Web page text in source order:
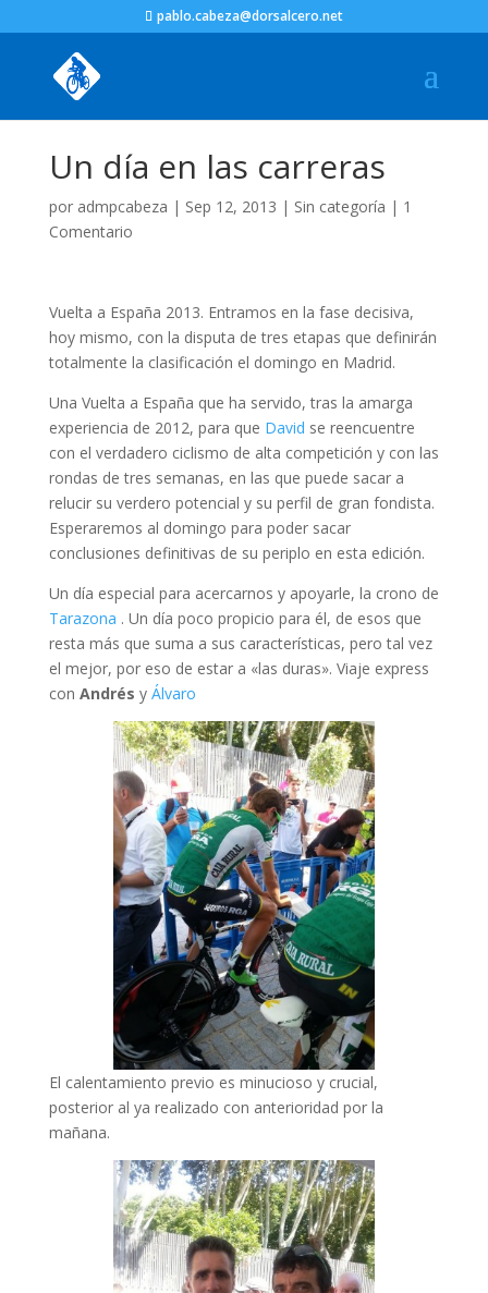
pablo.cabeza@dorsalcero.net
Un día en las carreras
por admpcabeza | Sep 12, 2013 | Sin categoría | 1
Comentario
Vuelta a España 2013. Entramos en la fase decisiva,
hoy mismo, con la disputa de tres etapas que definirán
totalmente la clasificación el domingo en Madrid.
Una Vuelta a España que ha servido, tras la amarga
experiencia de 2012, para que David se reencuentre
con el verdadero ciclismo de alta competición y con las
rondas de tres semanas, en las que puede sacar a
relucir su verdero potencial y su perfil de gran fondista.
Esperaremos al domingo para poder sacar
conclusiones definitivas de su periplo en esta edición.
Un día especial para acercarnos y apoyarle, la crono de
Tarazona . Un día poco propicio para él, de esos que
resta más que suma a sus características, pero tal vez
el mejor, por eso de estar a «las duras». Viaje express
con Andrés y Álvaro
El calentamiento previo es minucioso y crucial,
posterior al ya realizado con anterioridad por la
mañana.